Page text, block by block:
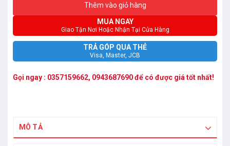
Thêm vào giỏ hàng
MUA NGAY
Giao Tận Nơi Hoặc Nhận Tại Cửa Hàng
TRẢ GÓP QUA THẺ
Visa, Master, JCB
Gọi ngay : 0357159662, 0943687690để có được giá tốt nhất!
MÔ TẢ